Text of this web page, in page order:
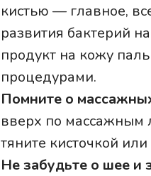
кистью — главное,
развития бактерий
продукт на кожу
процедурами.
Помните о
вверх по массажным
тяните кисточкой
Не забудьте о шее и